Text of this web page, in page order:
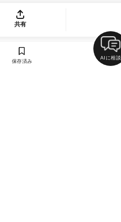
共有
保存済み
AIに相談